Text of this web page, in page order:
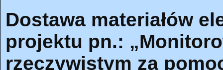
Dostawa materiałów
projektu pn.:
rzeczywistym za